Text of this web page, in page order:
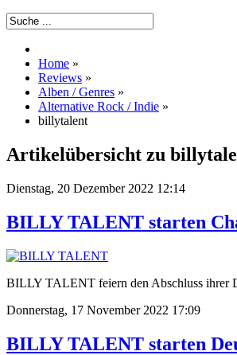
Home »
Reviews »
Alben / Genres »
Alternative Rock / Indie »
billytalent
Artikelübersicht zu
Dienstag, 20 Dezember 2022 12:14
BILLY TALENT starten
BILLY TALENT feiern den Abschluss ihrer
Donnerstag, 17 November 2022 17:09
BILLY TALENT starten